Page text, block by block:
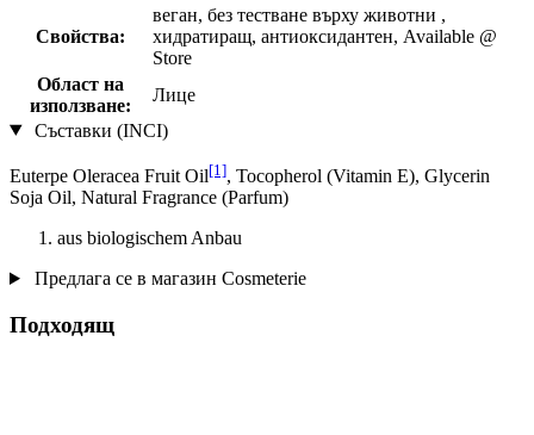
Свойства:
веган, без тестване върху животни ,
хидратиращ, антиоксидантен, Available @
Store
Област на
използване:
Лице
Съставки (INCI)
Euterpe Oleracea Fruit Oil[1], Tocopherol (Vitamin E), Glycerin
Soja Oil, Natural Fragrance (Parfum)
aus biologischem Anbau
Предлага се в магазин Cosmeterie
Подходящ